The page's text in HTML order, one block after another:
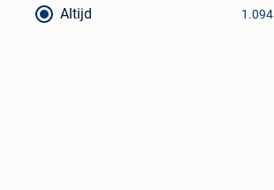
Altijd 1.094